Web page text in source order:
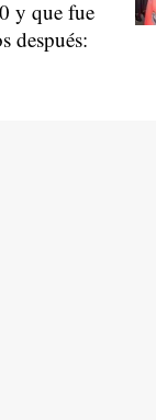
y que fue
después: